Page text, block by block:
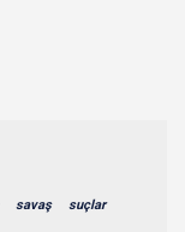
savaş suçlar